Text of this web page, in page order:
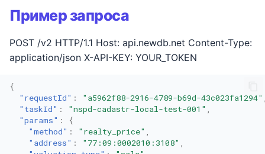
Пример запроса
POST /v2 HTTP/1.1 Host: api.newdb.net Content-Type:
application/json X-API-KEY: YOUR_TOKEN
{
"requestId" : "a5962f88-2916-4789-b69d-43c023fa1294"
"taskId" : "nspd-cadastr-local-test-001"
"params" :
{
"method" : "realty_price"
"address" : "77:09:0002010:3108"